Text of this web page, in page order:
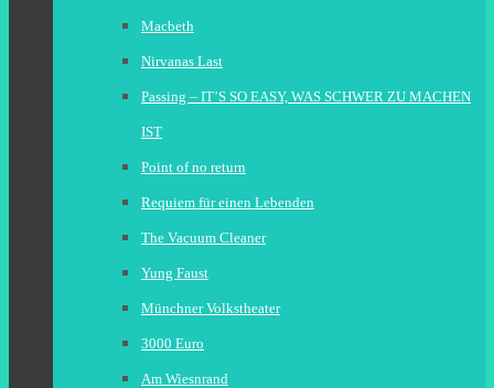
Macbeth
Nirvanas Last
Passing – IT’S SO EASY, WAS SCHWER ZU MACHEN
IST
Point of no return
Requiem für einen Lebenden
The Vacuum Cleaner
Yung Faust
Münchner Volkstheater
3000 Euro
Am Wiesnrand